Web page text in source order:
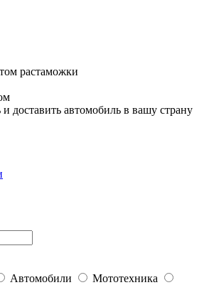
растаможки
доставить автомобиль в вашу страну
Автомобили
Мототехника